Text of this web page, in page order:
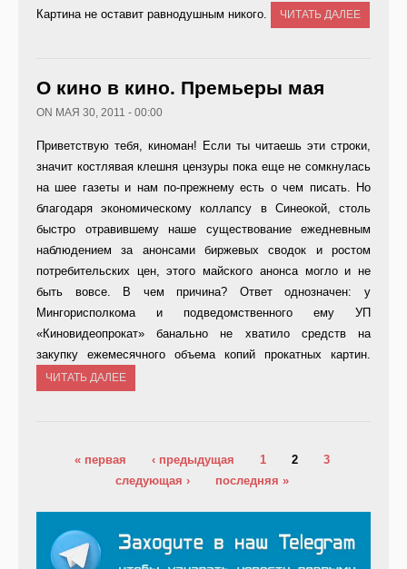
Картина не оставит равнодушным никого.
ЧИТАТЬ ДАЛЕЕ
О кино в кино. Премьеры мая
ON МАЯ 30, 2011 - 00:00
Приветствую тебя, киноман! Если ты читаешь эти строки,
значит костлявая клешня цензуры пока еще не сомкнулась
на шее газеты и нам по-прежнему есть о чем писать. Но
благодаря экономическому коллапсу в Синеокой, столь
быстро отравившему наше существование ежедневным
наблюдением за анонсами биржевых сводок и ростом
потребительских цен, этого майского анонса могло и не
быть вовсе. В чем причина? Ответ однозначен: у
Мингорисполкома и подведомственного ему УП
«Киновидеопрокат» банально не хватило средств на
закупку ежемесячного объема копий прокатных картин.
ЧИТАТЬ ДАЛЕЕ
« первая ‹ предыдущая 1 2
3
следующая ›
последняя »